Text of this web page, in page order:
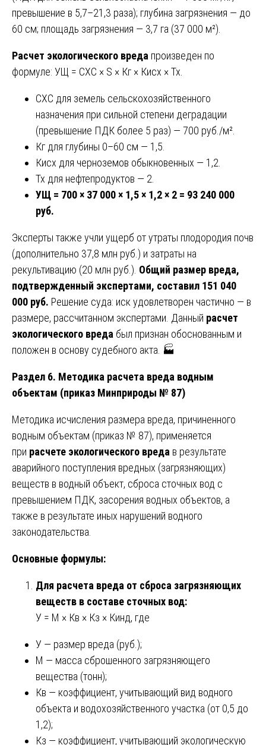
превышение в 5,7–21,3 раза); глубина загрязнения — до
60 см; площадь загрязнения — 3,7 га (37 000 м²).
Расчет экологического вреда произведен по
формуле: УЩ = СХС × S × Кг × Кисх × Тх.
СХС для земель сельскохозяйственного
назначения при сильной степени деградации
(превышение ПДК более 5 раз) — 700 руб./м².
Кг для глубины 0–60 см — 1,5.
Кисх для черноземов обыкновенных — 1,2.
Тх для нефтепродуктов — 2.
УЩ = 700 × 37 000 × 1,5 × 1,2 × 2 = 93 240 000
руб.
Эксперты также учли ущерб от утраты плодородия почв
(дополнительно 37,8 млн руб.) и затраты на
рекультивацию (20 млн руб.). Общий размер вреда,
подтвержденный экспертами, составил 151 040
000 руб. Решение суда: иск удовлетворен частично — в
размере, рассчитанном экспертами. Данный расчет
экологического вреда был признан обоснованным и
положен в основу судебного акта. 🏭
Раздел 6. Методика расчета вреда водным
объектам (приказ Минприроды № 87)
Методика исчисления размера вреда, причиненного
водным объектам (приказ № 87), применяется
при расчете экологического вреда в результате
аварийного поступления вредных (загрязняющих)
веществ в водный объект, сброса сточных вод с
превышением ПДК, засорения водных объектов, а
также в результате иных нарушений водного
законодательства.
Основные формулы:
Для расчета вреда от сброса загрязняющих
веществ в составе сточных вод:
У = М × Кв × Кз × Кинд, где
У — размер вреда (руб.);
М — масса сброшенного загрязняющего
вещества (тонн);
Кв — коэффициент, учитывающий вид водного
объекта и водохозяйственного участка (от 0,5 до
1,2);
Кз — коэффициент, учитывающий экологическую